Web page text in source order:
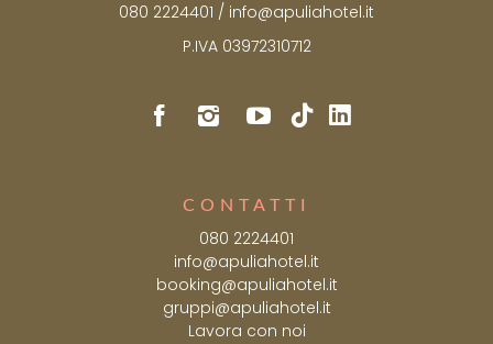
080 2224401 / info@apuliahotel.it
P.IVA 03972310712
CONTATTI
080 2224401
info@apuliahotel.it
booking@apuliahotel.it
gruppi@apuliahotel.it
Lavora con noi